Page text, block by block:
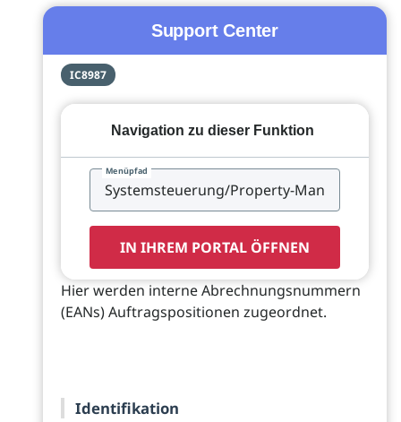
Support Center
IC8987
Navigation zu dieser Funktion
Menüpfad
IN IHREM PORTAL ÖFFNEN
Hier werden interne Abrechnungsnummern
(EANs) Auftragspositionen zugeordnet.
Identifikation